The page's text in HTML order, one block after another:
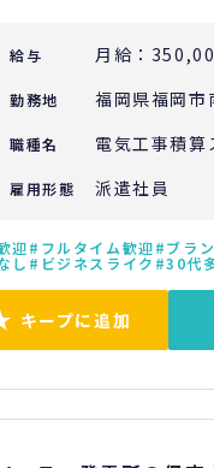
給与
勤務地 福岡県福岡
職種名 電気工事積算
雇用形態 派遣社員
迎 フルタイム歓迎 ブラ
し ビジネスライク 30代
キープに追加